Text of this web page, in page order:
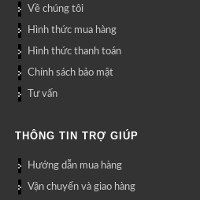
Về chúng tôi
Hình thức mua hàng
Hình thức thanh toán
Chính sách bảo mật
Tư vấn
THÔNG TIN TRỢ GIÚP
Hướng dẫn mua hàng
Vận chuyển và giao hàng